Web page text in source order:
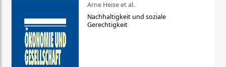
Arne Heise et al.
Nachhaltigkeit und soziale
Gerechtigkeit